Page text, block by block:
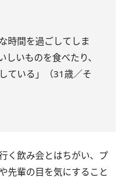
時間を過ごしてしま
いものを食べたり、
ている」（31歳／そ
く飲み会とはちがい、プ
先輩の目を気にすること